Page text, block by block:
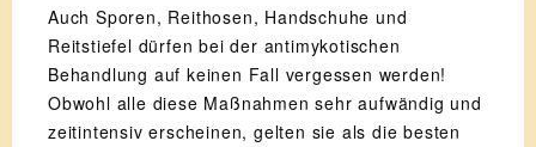
Auch Sporen, Reithosen, Handschuhe und
Reitstiefel dürfen bei der antimykotischen
Behandlung auf keinen Fall vergessen werden!
Obwohl alle diese Maßnahmen sehr aufwändig und
zeitintensiv erscheinen, gelten sie als die besten